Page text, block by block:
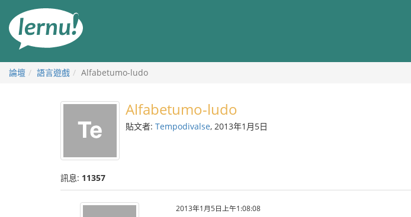
論壇 語言遊戲 Alfabetumo-ludo
Alfabetumo-ludo
貼文者: Tempodivalse, 2013年1月5日
訊息: 11357
2013年1月5日上午1:08:08